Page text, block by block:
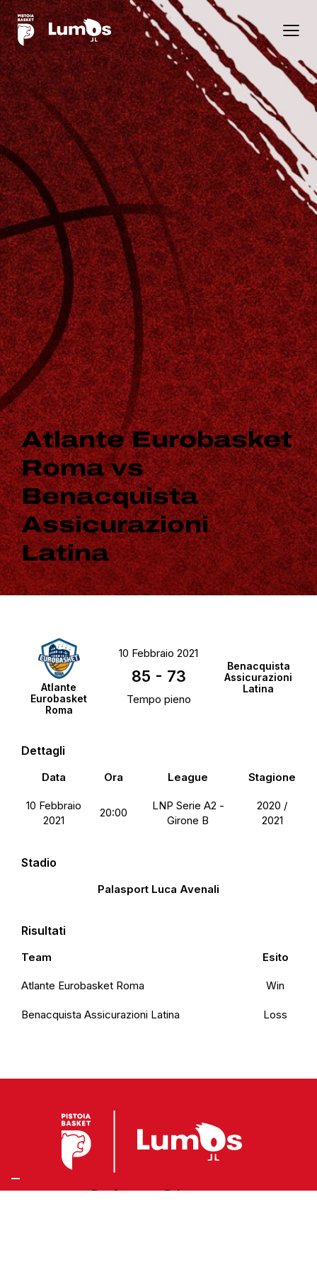
Atlante Eurobasket
Roma vs
Benacquista
Assicurazioni
Latina
Atlante
Eurobasket
Roma
Benacquista
Assicurazioni
Latina
10 Febbraio 2021
85 - 73
Tempo pieno
Dettagli
Data Ora League Stagione
10 Febbraio
2021
20:00
LNP Serie A2 -
Girone B
2020 /
2021
Stadio
Palasport Luca Avenali
Risultati
Team Esito
Atlante Eurobasket Roma Win
Benacquista Assicurazioni Latina Loss
Preferenze Privacy